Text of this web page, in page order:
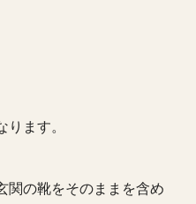
ります。
関の靴をそのままを含め